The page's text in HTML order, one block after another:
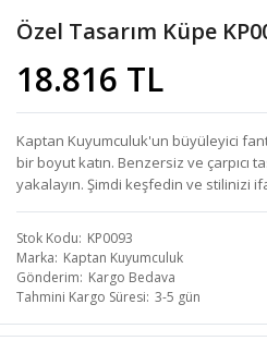
Özel Tasarım Küpe
18.816 TL
Kaptan Kuyumculuk'un büyüleyici
bir boyut katın. Benzersiz ve çarpıcı
yakalayın. Şimdi keşfedin ve stilinizi
Stok Kodu KP0093
Marka Kaptan Kuyumculuk
Gönderim Kargo Bedava
Tahmini Kargo Süresi 3-5 gün